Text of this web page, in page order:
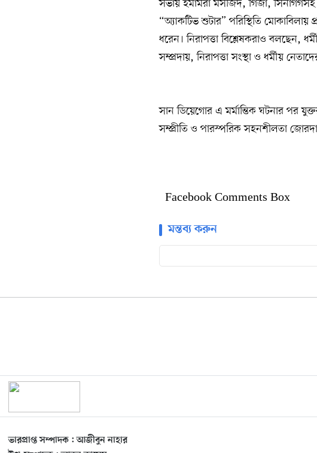
সভায় ইমামরা মসজিদ, গির্জা,
“অ্যাকটিভ শুটার” পরিস্থিতি
ধরেন। নিরাপত্তা বিশ্লেষকরাও বলছেন,
সম্প্রদায়, নিরাপত্তা সংস্থা ও ধর্মীয়
সান ডিয়েগোর এ মর্মান্তিক ঘটনার পর
সম্প্রীতি ও পারস্পরিক সহনশীলতা
Facebook Comments Box
মন্তব্য করুন
ভারপ্রাপ্ত সম্পাদক : আজীবুন নাহার